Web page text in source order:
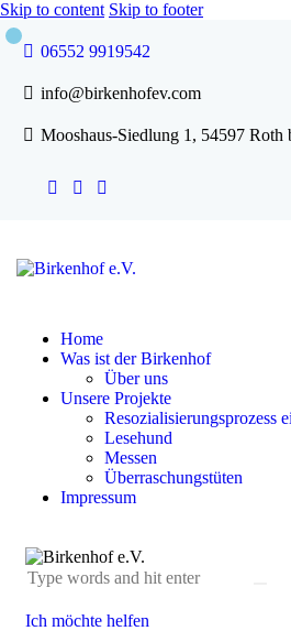
Skip to content Skip to footer
06552 9919542
info@birkenhofev.com
Mooshaus-Siedlung 1, 54597 Roth
Home
Was ist der Birkenhof
Über uns
Unsere Projekte
Resozialisierungsprozess
Lesehund
Messen
Überraschungstüten
Impressum
Ich möchte helfen